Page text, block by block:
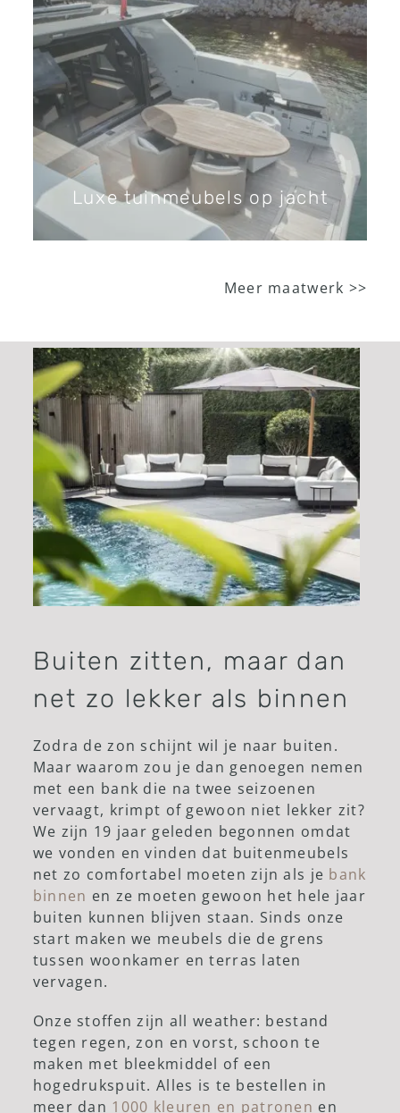
Luxe tuinmeubels op jacht
Meer maatwerk >>
Buiten zitten, maar dan
net zo lekker als binnen
Zodra de zon schijnt wil je naar buiten.
Maar waarom zou je dan genoegen nemen
met een bank die na twee seizoenen
vervaagt, krimpt of gewoon niet lekker zit?
We zijn 19 jaar geleden begonnen omdat
we vonden en vinden dat buitenmeubels
net zo comfortabel moeten zijn als je bank
binnen en ze moeten gewoon het hele jaar
buiten kunnen blijven staan. Sinds onze
start maken we meubels die de grens
tussen woonkamer en terras laten
vervagen.
Onze stoffen zijn all weather: bestand
tegen regen, zon en vorst, schoon te
maken met bleekmiddel of een
hogedrukspuit. Alles is te bestellen in
meer dan 1000 kleuren en patronen en